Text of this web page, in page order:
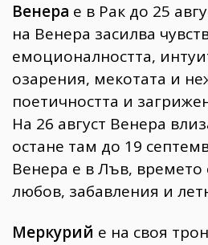
Венера е в Рак до 25
на Венера засилва
емоционалността,
озарения, мекотата и
поетичността и
На 26 август Венера
остане там до 19
Венера е в Лъв,
любов, забавления и
Меркурий е на своя